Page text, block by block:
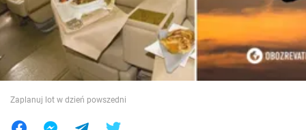
Wojna na Ukrainie
Świat
Jedzenie
Zaplanuj lot w dzień powszedni